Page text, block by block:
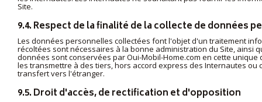
Site.
9.4. Respect de la finalité de la collecte de données
Les données personnelles collectées font l'objet d'un traitement
récoltées sont nécessaires à la bonne administration du Site, ainsi
données sont conservées par Oui-Mobil-Home.com en cette
les transmettre à des tiers, hors accord express des Internautes
transfert vers l'étranger.
9.5. Droit d'accès, de rectification et d'opposition